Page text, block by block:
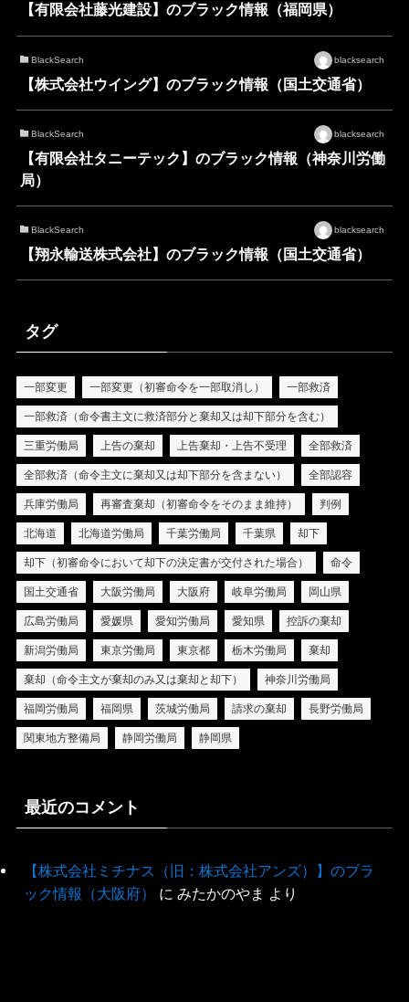
【有限会社藤光建設】のブラック情報（福岡県）
BlackSearch blacksearch
【株式会社ウイング】のブラック情報（国土交通省）
BlackSearch blacksearch
【有限会社タニーテック】のブラック情報（神奈川労働
局）
BlackSearch blacksearch
【翔永輸送株式会社】のブラック情報（国土交通省）
タグ
一部変更 一部変更（初審命令を一部取消し） 一部救済
一部救済（命令書主文に救済部分と棄却又は却下部分を含む）
三重労働局 上告の棄却 上告棄却・上告不受理 全部救済
全部救済（命令主文に棄却又は却下部分を含まない） 全部認容
兵庫労働局 再審査棄却（初審命令をそのまま維持） 判例
北海道 北海道労働局 千葉労働局 千葉県 却下
却下（初審命令において却下の決定書が交付された場合） 命令
国土交通省 大阪労働局 大阪府 岐阜労働局 岡山県
広島労働局 愛媛県 愛知労働局 愛知県 控訴の棄却
新潟労働局 東京労働局 東京都 栃木労働局 棄却
棄却（命令主文が棄却のみ又は棄却と却下） 神奈川労働局
福岡労働局 福岡県 茨城労働局 請求の棄却 長野労働局
関東地方整備局 静岡労働局 静岡県
最近のコメント
【株式会社ミチナス（旧：株式会社アンズ）】のブラ
ック情報（大阪府）
に みたかのやま より